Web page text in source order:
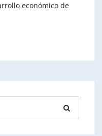
económico de